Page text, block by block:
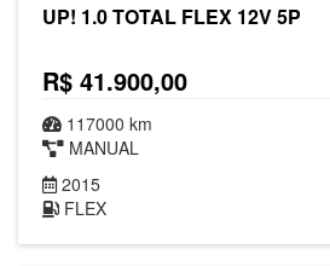
UP! 1.0 TOTAL FLEX 12V 5P
R$ 41.900,00
117000 km
MANUAL
2015
FLEX